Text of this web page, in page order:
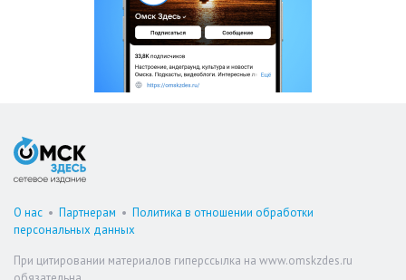
О нас • Партнерам • Политика в отношении обработки
персональных данных
При цитировании материалов гиперссылка на www.omskzdes.ru